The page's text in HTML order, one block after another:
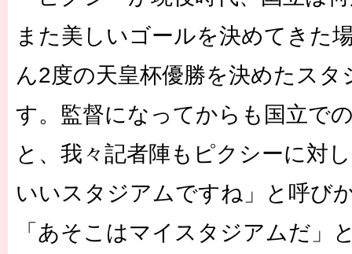
また美しいゴールを決めてきた
ん2度の天皇杯優勝を決めたス
す。監督になってからも国立で
と、我々記者陣もピクシーに対
いいスタジアムですね」と呼び
「あそこはマイスタジアムだ」